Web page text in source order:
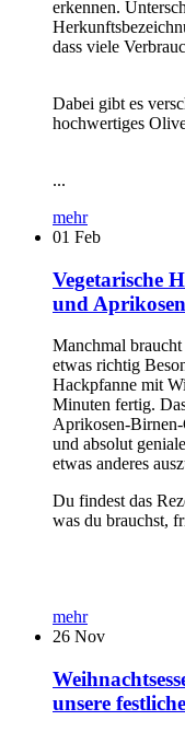
erkennen.
dass viele
Dabei gibt es
hochwertiges
...
mehr
01 Feb
Vegetarische
und
Manchmal
etwas richtig
Hackpfanne mit
Minuten fertig.
Aprikosen-Birnen-
und absolut
etwas anderes
Du findest das
was du brauchst,
mehr
26 Nov
unsere